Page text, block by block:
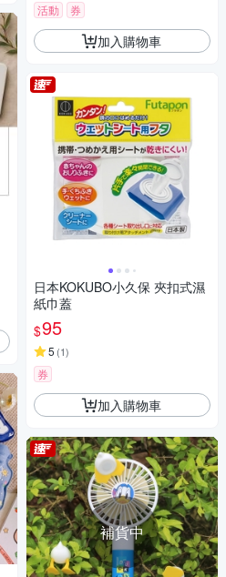
活動 券
加入購物車
日本KOKUBO小久保 夾扣式濕
紙巾蓋
$95
5 (1)
券
加入購物車
補貨中